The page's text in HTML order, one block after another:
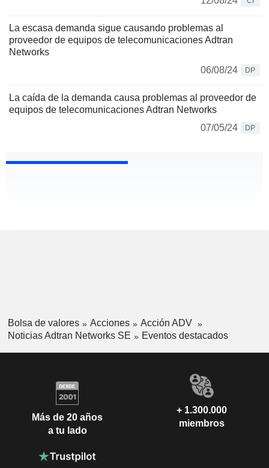
La escasa demanda sigue causando problemas al
proveedor de equipos de telecomunicaciones Adtran
Networks
06/08/24
DP
La caída de la demanda causa problemas al proveedor de
equipos de telecomunicaciones Adtran Networks
07/05/24
DP
Bolsa de valores Acciones
Acción ADV
Noticias Adtran Networks SE
Eventos destacados
Más de 20 años
a tu lado
+ 1.300.000
miembros